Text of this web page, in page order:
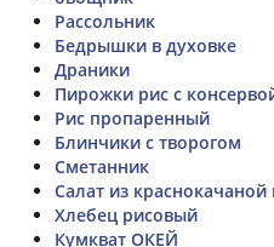
Рассольник
Бедрышки в духовке
Драники
Пирожки рис с
Рис пропаренный
Блинчики с творогом
Сметанник
Салат из краснокачаной
Хлебец рисовый
Кумкват ОКЕЙ